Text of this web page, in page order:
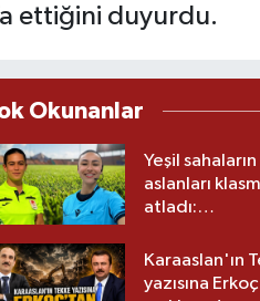
ettiğini duyurdu.
Okunanlar
Yeşil
aslanları
atladı:
üst lige iki
Karaaslan'ın
yazısına